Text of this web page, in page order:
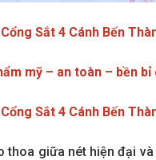
Sắt 4 Cánh Bến
mỹ – an toàn – bền
Sắt 4 Cánh Bến
thoa giữa nét hiện đại